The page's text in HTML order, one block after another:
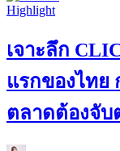
Highlight
เจาะลึก
แรกของไทย
ตลาดต้องจับ